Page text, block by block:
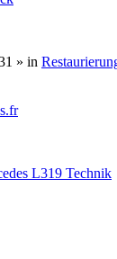
» in
L319 Technik